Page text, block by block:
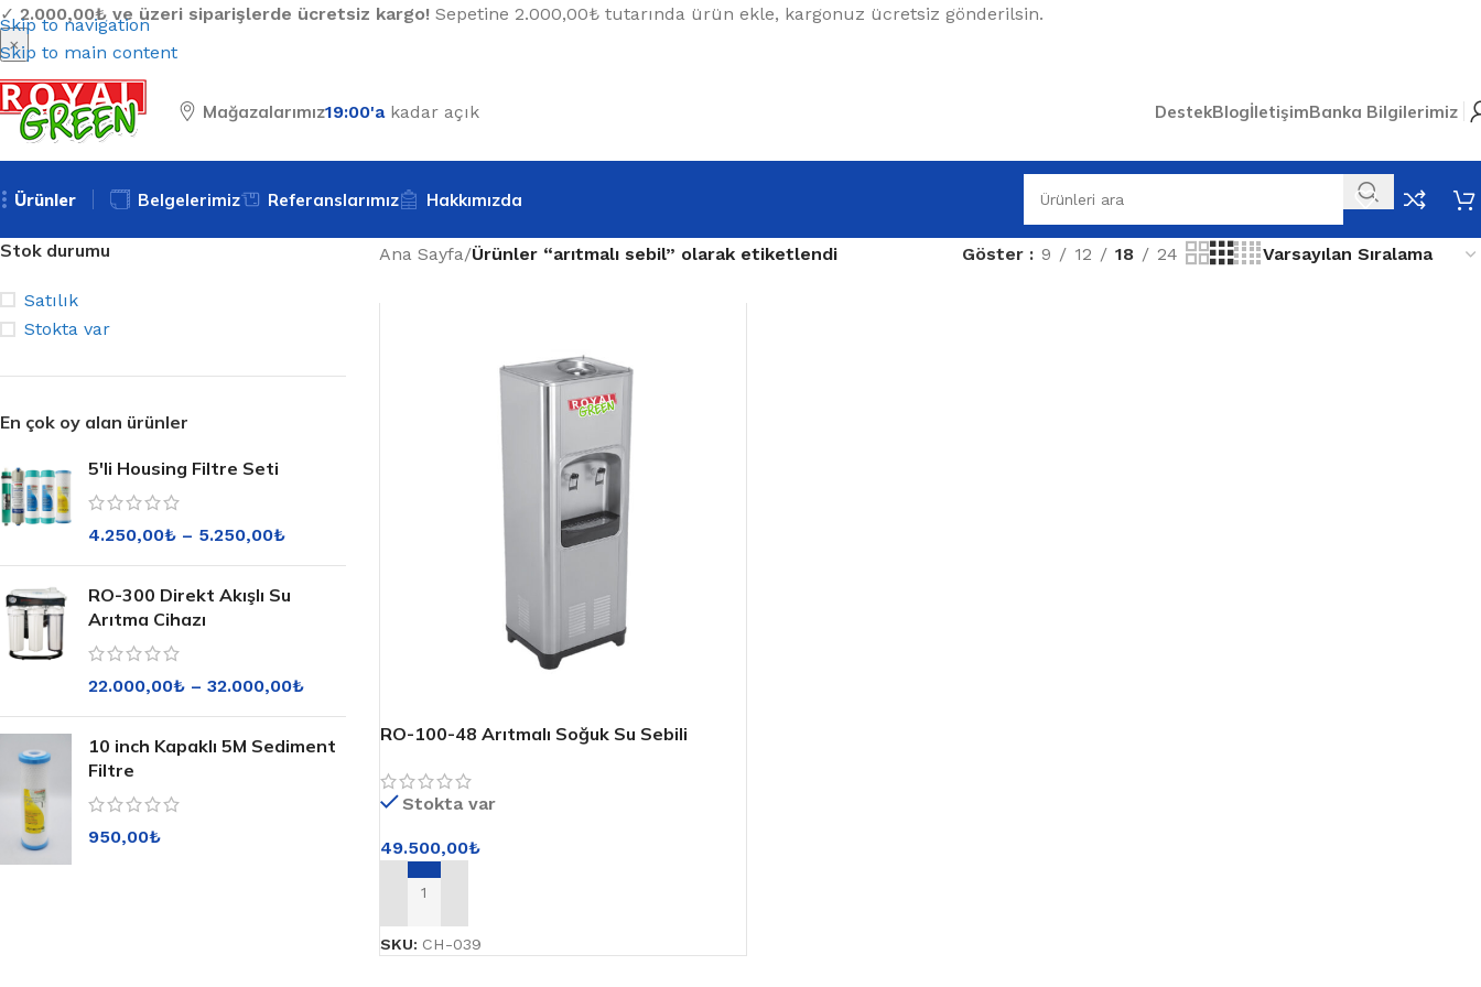
Skip to navigation
Skip to main content
✓ 2.000,00₺ ve üzeri siparişlerde ücretsiz kargo! Sepetine 2.000,00₺ tutarında ürün ekle, kargonuz ücretsiz gönderilsin.
×
Mağazalarımız19:00'a kadar açık DestekBlogİletişimBanka Bilgilerimiz
Ürünler Belgelerimiz Referanslarımız Hakkımızda
Stok durumu
Satılık
Stokta var
En çok oy alan ürünler
5'li Housing Filtre Seti
4.250,00₺ – 5.250,00₺
RO-300 Direkt Akışlı Su
Arıtma Cihazı
22.000,00₺ – 32.000,00₺
10 inch Kapaklı 5M Sediment
Filtre
950,00₺
Ana Sayfa/Ürünler “arıtmalı sebil” olarak etiketlendi Göster 9 12 18 24
RO-100-48 Arıtmalı Soğuk Su Sebili
Stokta var
49.500,00₺
SEPETE EKLE
SKU: CH-039